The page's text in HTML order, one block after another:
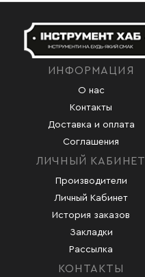
ИНФОРМАЦИЯ
О нас
Контакты
Доставка и оплата
Соглашения
ЛИЧНЫЙ КАБИНЕТ
Производители
Личный Кабинет
История заказов
Закладки
Рассылка
КОНТАКТЫ